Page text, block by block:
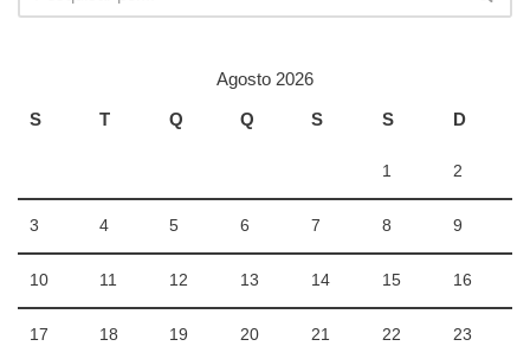
Agosto 2026
S
T Q Q S S D
1 2
3 4 5 6 7 8 9
10 11 12 13 14 15 16
17 18 19 20 21 22 23